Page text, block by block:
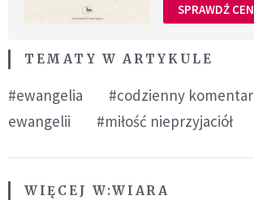
SPRAWDŹ
TEMATY W ARTYKULE
#ewangelia
#codzienny
ewangelii
#miłość nieprzyjaciół
WIĘCEJ W:WIARA